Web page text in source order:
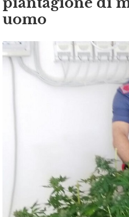
piantagione di
uomo